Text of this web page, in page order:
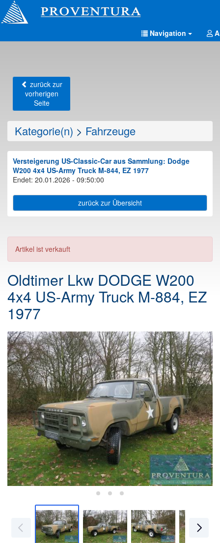
Navigation
zurück zur
vorherigen
Seite
Kategorie(n) > Fahrzeuge
Versteigerung US-Classic-Car aus Sammlung: Dodge
W200 4x4 US-Army Truck M-844, EZ 1977
Endet: 20.01.2026 - 09:50:00
zurück zur Übersicht
Artikel ist verkauft
Oldtimer Lkw DODGE W200
4x4 US-Army Truck M-884, EZ
1977